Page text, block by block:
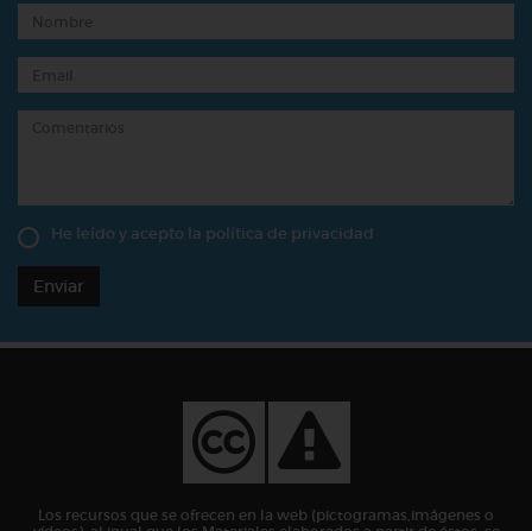
He leído y acepto la política de privacidad
Enviar
Los recursos que se ofrecen en la web (pictogramas,imágenes o